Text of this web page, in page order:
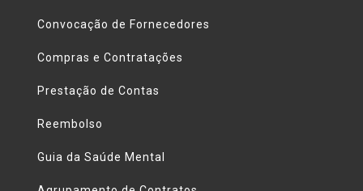
Convocação de Fornecedores
Compras e Contratações
Prestação de Contas
Reembolso
Guia da Saúde Mental